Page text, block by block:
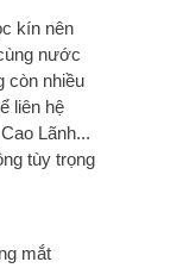
kín nên
nước
còn nhiều
liên hệ
Lãnh...
tùy trọng
mắt